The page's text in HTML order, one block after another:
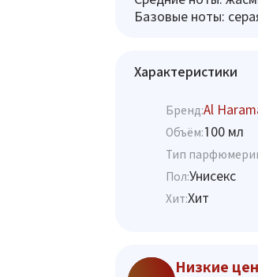
Базовые ноты:
Характеристики
Бренд:Al
Объём:100 мл
Тип
Пол:Унисекс
Хит:Хит
Низкие